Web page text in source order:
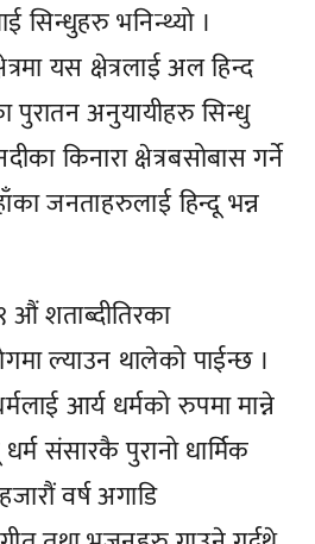
सिन्धुहरु भनिन्थ्यो ।
यस क्षेत्रलाई अल हिन्द
पुरातन अनुयायीहरु सिन्धु
किनारा क्षेत्रबसोबास गर्ने
जनताहरुलाई हिन्दू भन्न
औं शताब्दीतिरका
ल्याउन थालेको पाईन्छ ।
आर्य धर्मको रुपमा मान्ने
संसारकै पुरानो धार्मिक
वर्ष अगाडि